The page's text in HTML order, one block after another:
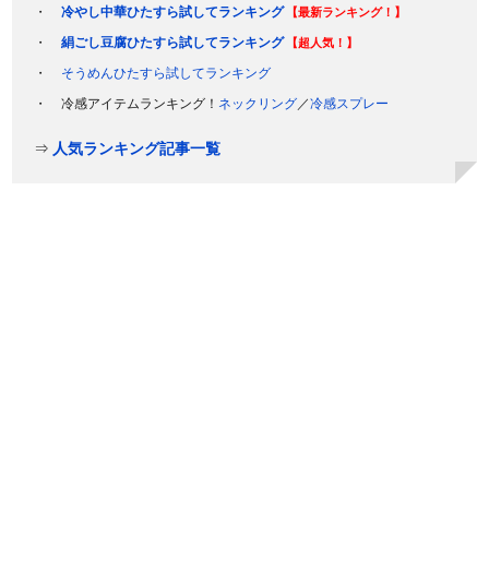
冷やし中華ひたすら試してランキング 【最新ランキング！】
絹ごし豆腐ひたすら試してランキング 【超人気！】
そうめんひたすら試してランキング
冷感アイテムランキング！ ネックリング ／冷感スプレー
⇒ 人気ランキング記事一覧